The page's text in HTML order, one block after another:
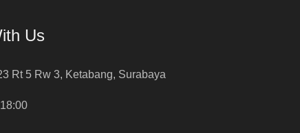
Us
Rt 5 Rw 3, Ketabang, Surabaya